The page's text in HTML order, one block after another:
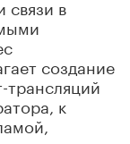
в
создание
трансляций
к